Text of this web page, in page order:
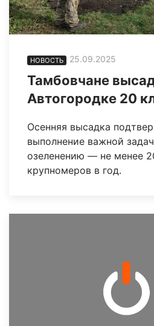
НОВОСТЬ 25.09.2025
Тамбовчане
Автогородке 20
Осенняя высадка
выполнение важной
озеленению — не менее
крупномеров в год.